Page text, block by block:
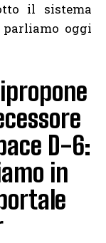
il sistema
oggi
D-6:
in